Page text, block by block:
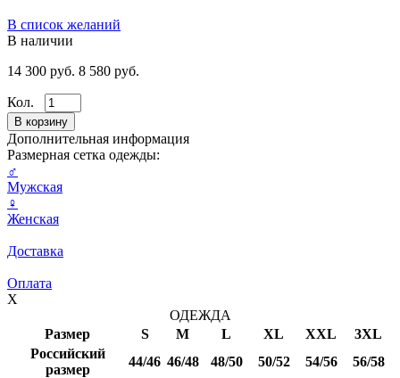
В список желаний
В наличии
14 300 руб. 8 580 руб.
Кол.
Дополнительная информация
Размерная сетка одежды:
♂
Мужская
♀
Женская
Доставка
Оплата
X
ОДЕЖДА
Размер
S M L XL XXL
3XL
Российский
размер
44/46 46/48 48/50 50/52 54/56 56/58